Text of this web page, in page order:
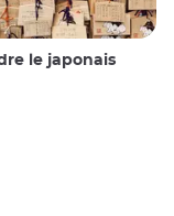
le japonais